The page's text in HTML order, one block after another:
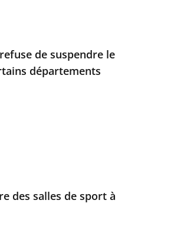
de suspendre le
départements
des salles de sport à